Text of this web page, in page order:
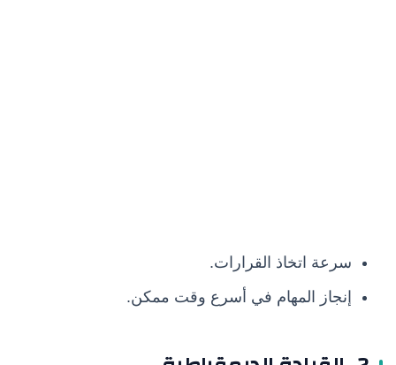
سرعة اتخاذ القرارات.
إنجاز المهام في أسرع وقت ممكن.